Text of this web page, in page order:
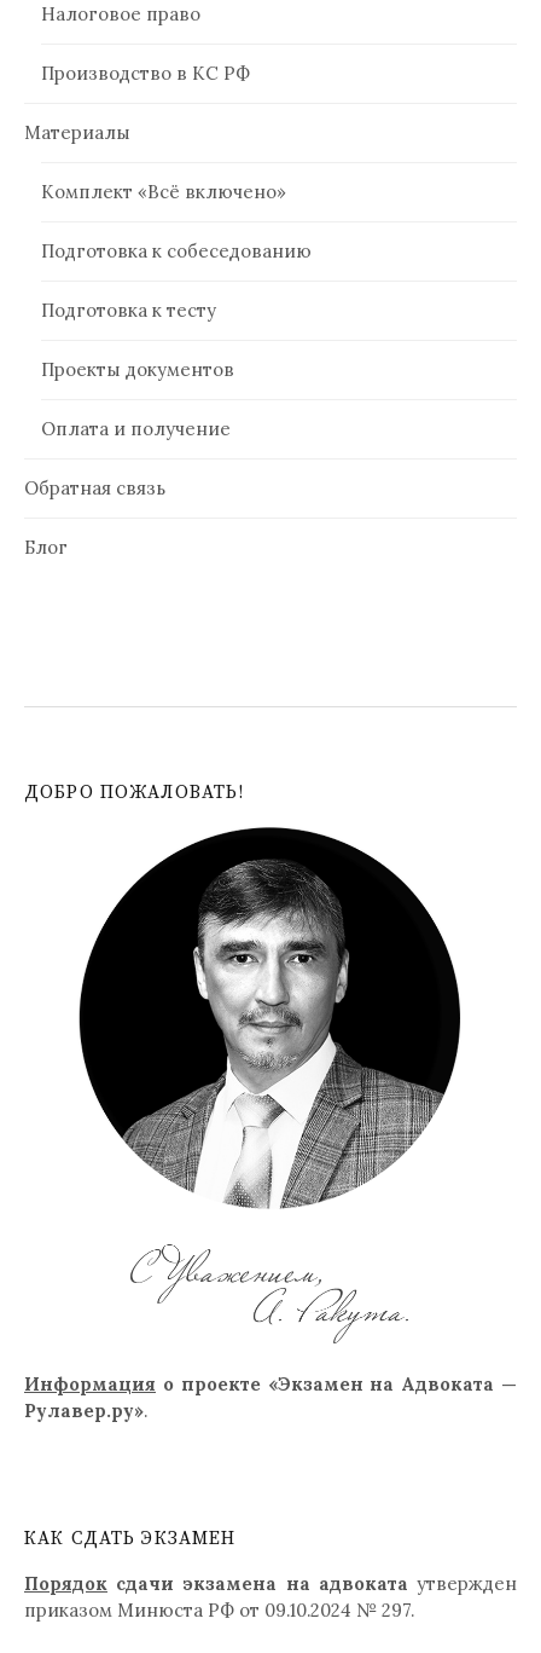
Налоговое право
Производство в КС РФ
Материалы
Комплект «Всё включено»
Подготовка к собеседованию
Подготовка к тесту
Проекты документов
Оплата и получение
Обратная связь
Блог
ДОБРО ПОЖАЛОВАТЬ!
Информация о проекте «Экзамен на Адвоката —
Рулавер.ру».
КАК СДАТЬ ЭКЗАМЕН
Порядок сдачи экзамена на адвоката утвержден
приказом Минюста РФ от 09.10.2024 № 297.